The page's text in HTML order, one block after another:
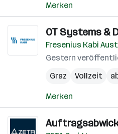
Merken
OT Systems &
Fresenius Kabi
Gestern
Graz
Vollzeit
Merken